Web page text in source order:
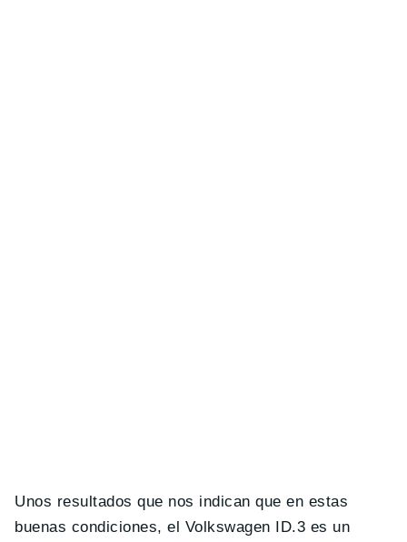
Unos resultados que nos indican que en estas
buenas condiciones, el Volkswagen ID.3 es un